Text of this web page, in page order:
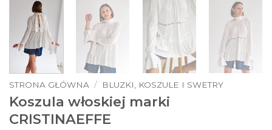
STRONA GŁÓWNA / BLUZKI, KOSZULE I SWETRY
Koszula włoskiej marki
CRISTINAEFFE